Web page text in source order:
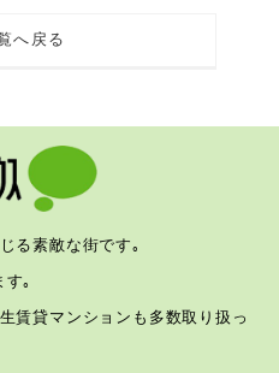
へ戻る
る素敵な街です｡
｡
賃貸マンションも多数取り扱っ